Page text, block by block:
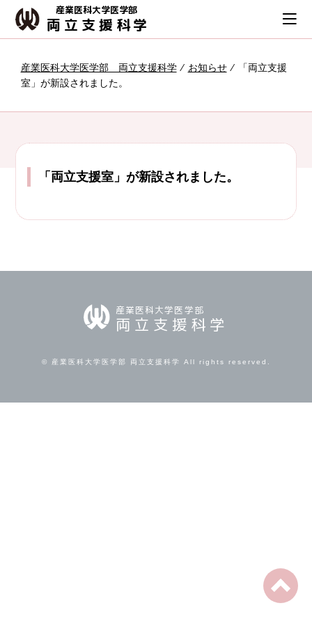
産業医科大学医学部
両立支援科学
産業医科大学医学部 両立支援科学⁄ お知らせ⁄
「両立支援
室」が新設されました。
「両立支援室」が新設されました。
産業医科大学医学部
両立支援科学
©︎ 産業医科大学医学部 両立支援科学 All rights reserved.